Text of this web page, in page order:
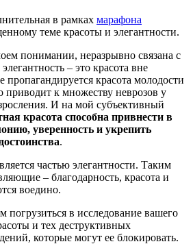
в рамках марафона
теме красоты и элегантности.
понимании, неразрывно связана с
– это красота вне
красота молодости
приводит к множеству неврозов у
И на мой субъективный
красота способна привнести в
уверенность и укрепить
.
частью элегантности. Таким
– благодарность, красота и
воедино.
погрузиться в исследование вашего
и тех деструктивных
которые могут ее блокировать.